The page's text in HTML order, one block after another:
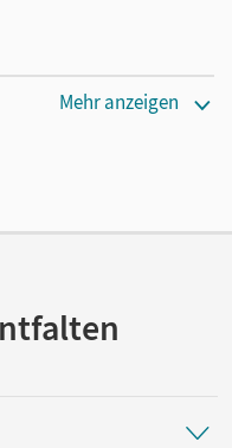
Mehr anzeigen